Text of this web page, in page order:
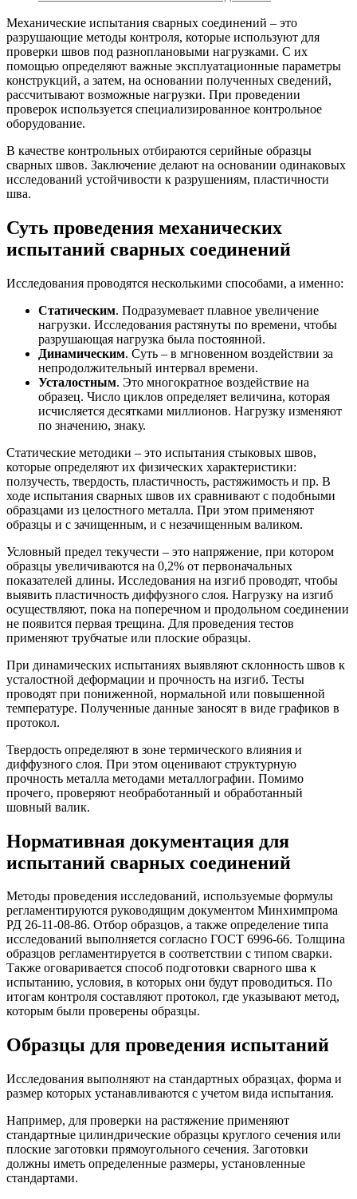
Механические испытания сварных соединений – это
разрушающие методы контроля, которые используют для
проверки швов под разноплановыми нагрузками. С их
помощью определяют важные эксплуатационные параметры
конструкций, а затем, на основании полученных сведений,
рассчитывают возможные нагрузки. При проведении
проверок используется специализированное контрольное
оборудование.
В качестве контрольных отбираются серийные образцы
сварных швов. Заключение делают на основании одинаковых
исследований устойчивости к разрушениям, пластичности
шва.
Суть проведения механических
испытаний сварных соединений
Исследования проводятся несколькими способами, а именно:
Статическим. Подразумевает плавное увеличение
нагрузки. Исследования растянуты по времени, чтобы
разрушающая нагрузка была постоянной.
Динамическим. Суть – в мгновенном воздействии за
непродолжительный интервал времени.
Усталостным. Это многократное воздействие на
образец. Число циклов определяет величина, которая
исчисляется десятками миллионов. Нагрузку изменяют
по значению, знаку.
Статические методики – это испытания стыковых швов,
которые определяют их физических характеристики:
ползучесть, твердость, пластичность, растяжимость и пр. В
ходе испытания сварных швов их сравнивают с подобными
образцами из целостного металла. При этом применяют
образцы и с зачищенным, и с незачищенным валиком.
Условный предел текучести – это напряжение, при котором
образцы увеличиваются на 0,2% от первоначальных
показателей длины. Исследования на изгиб проводят, чтобы
выявить пластичность диффузного слоя. Нагрузку на изгиб
осуществляют, пока на поперечном и продольном соединении
не появится первая трещина. Для проведения тестов
применяют трубчатые или плоские образцы.
При динамических испытаниях выявляют склонность швов к
усталостной деформации и прочность на изгиб. Тесты
проводят при пониженной, нормальной или повышенной
температуре. Полученные данные заносят в виде графиков в
протокол.
Твердость определяют в зоне термического влияния и
диффузного слоя. При этом оценивают структурную
прочность металла методами металлографии. Помимо
прочего, проверяют необработанный и обработанный
шовный валик.
Нормативная документация для
испытаний сварных соединений
Методы проведения исследований, используемые формулы
регламентируются руководящим документом Минхимпрома
РД 26-11-08-86. Отбор образцов, а также определение типа
исследований выполняется согласно ГОСТ 6996-66. Толщина
образцов регламентируется в соответствии с типом сварки.
Также оговаривается способ подготовки сварного шва к
испытанию, условия, в которых они будут проводиться. По
итогам контроля составляют протокол, где указывают метод,
которым были проверены образцы.
Образцы для проведения испытаний
Исследования выполняют на стандартных образцах, форма и
размер которых устанавливаются с учетом вида испытания.
Например, для проверки на растяжение применяют
стандартные цилиндрические образцы круглого сечения или
плоские заготовки прямоугольного сечения. Заготовки
должны иметь определенные размеры, установленные
стандартами.